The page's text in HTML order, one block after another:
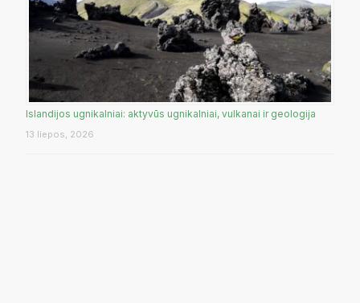
Islandijos ugnikalniai: aktyvūs ugnikalniai, vulkanai ir geologija
13 liepos, 2026